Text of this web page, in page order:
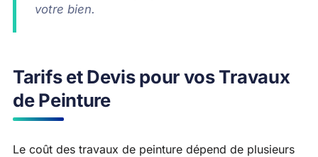
votre bien.
Tarifs et Devis pour vos Travaux
de Peinture
Le coût des travaux de peinture dépend de plusieurs